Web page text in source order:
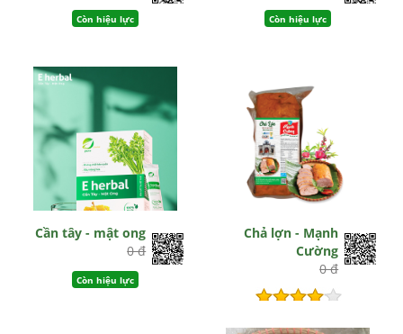
Còn hiệu lực Còn hiệu lực
Cần tây - mật ong
0 đ
Còn hiệu lực
Chả lợn - Mạnh
Cường
0 đ